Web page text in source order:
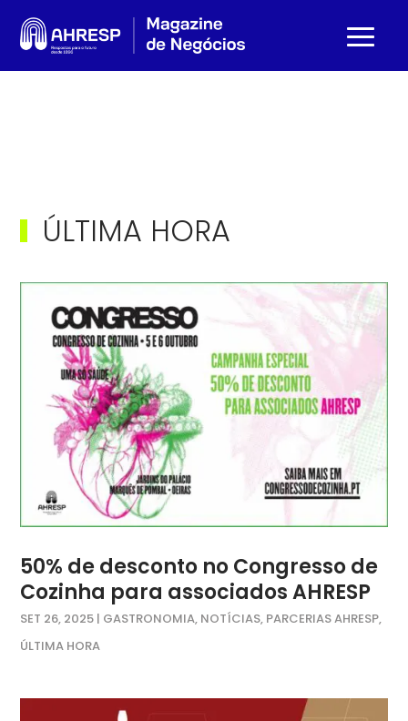
ÚLTIMA HORA
50% de desconto no Congresso de
Cozinha para associados AHRESP
SET 26, 2025 | GASTRONOMIA, NOTÍCIAS, PARCERIAS AHRESP,
ÚLTIMA HORA